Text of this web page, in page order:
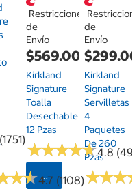
★★
★★4.7 (1108)
Restricciones
de
Envío
$569.00
Kirkland
Signature
Toalla
Desechable
12 Pzas
★★★★★
★★★★★4.8
Seleccionar
de
Envío
$299.00
Kirkland
Signature
Servilletas
4
Paquetes
De 260
Pzas
★★★
★★★